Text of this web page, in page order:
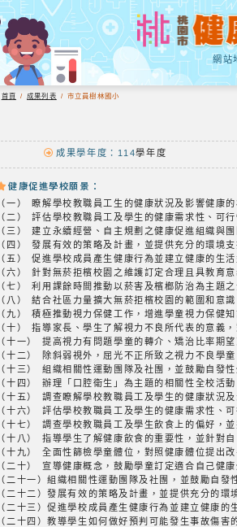
網站
首頁 / 成果列表 / 市立員樹林國小
成果學年度：114學年度
健康促進學校願景：
（一） 瞭解學校教職員工生的健康狀況及影響健康
（二） 評估學校教職員工及學生的健康需求性、
（三） 建立永續經營、自主規劃之健康促進組織與
（四） 發展有效的策略及計畫，並提供充分的環境
（五） 促進學校成員產生健康行為並建立健康的
（六） 針對無菸拒檳校園之維護訂定合理且具教
（七） 利用課餘時間推動以菸害及檳榔防治為主題
（八） 結合社區力量擴大無菸拒檳校園的範圍和意
（九） 積極推動視力保健工作，增進學童視力保
（十） 指導家長、學生了解視力不良所代表的意
（十一） 提高視力有問題學童的轉介、矯治比率
（十二） 除斜弱視外，屈光不正所致之視力不
（十三） 組織相關性運動團隊及社團，並鼓勵自
（十四） 辦理「口腔衛生」為主題的相關性全校活
（十五） 調查瞭解學校教職員工及學生的健康狀
（十六） 評估學校教職員工及學生的健康需求
（十七） 調查學校教職員工及學生飲食上的偏好
（十八） 指導學生了解健康飲食的重要性，並
（十九） 全面性篩檢學童體位，對照健康體位
（二十） 宣導健康概念，鼓勵學童訂定適合自
（二十一）組織相關性運動團隊及社團，並鼓勵自發
（二十二）發展有效的策略及計畫，並提供充分的環
（二十三）促進學校成員產生健康行為並建立健康
（二十四）教導學生如何做好預判可能發生事故傷害